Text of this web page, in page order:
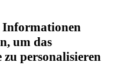
Informationen
um das
personalisieren